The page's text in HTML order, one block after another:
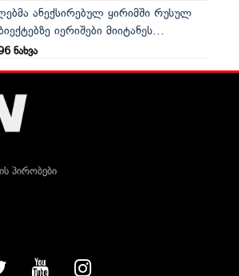
ანექსირებულ ყირიმში რუსულ
იერიშები მიიტანეს...
ნახვა
პირობები